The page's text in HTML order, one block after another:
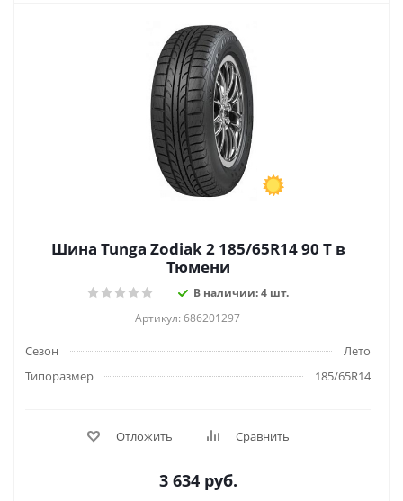
Шина Tunga Zodiak 2 185/65R14 90 T в
Тюмени
В наличии: 4 шт.
Артикул: 686201297
Сезон
Лето
Типоразмер
185/65R14
Отложить Сравнить
3 634 руб.